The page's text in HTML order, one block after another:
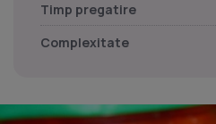
Timp pregatire
Complexitate